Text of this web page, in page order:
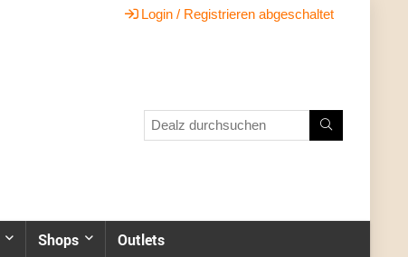
Login / Registrieren abgeschaltet
Shops Outlets